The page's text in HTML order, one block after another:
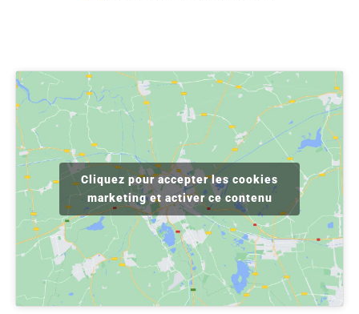
Cliquez pour accepter les cookies
marketing et activer ce contenu